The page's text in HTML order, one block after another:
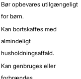
Bør opbevares utilgængeligt
for børn.
Kan bortskaffes med
almindeligt
husholdningsaffald.
Kan genbruges eller